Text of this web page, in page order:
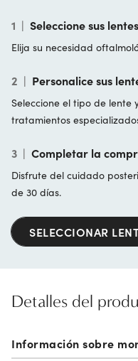
1 | Seleccione sus lentes
Elija su necesidad
2 | Personalice sus
Seleccione el tipo de lente
tratamientos
3 | Completar la
Disfrute del cuidado
de 30 días.
SELECCIONAR
Detalles del
Información sobre